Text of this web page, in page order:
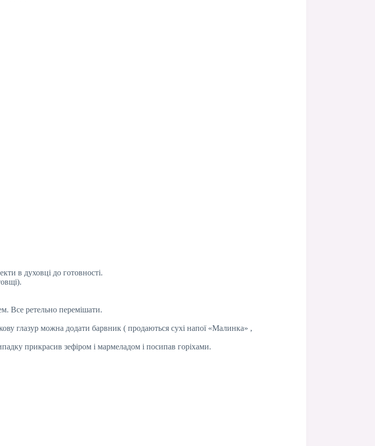
в духовці до готовності.
Все ретельно перемішати.
глазур можна додати барвник ( продаються сухі напої «Малинка» ,
прикрасив зефіром і мармеладом і посипав горіхами.